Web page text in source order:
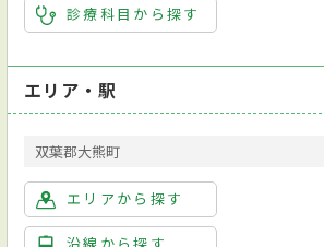
診療科目から探す
エリア・駅
双葉郡大熊町
エリアから探す